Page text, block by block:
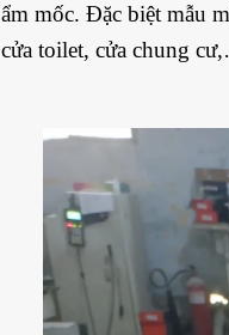
ẩm mốc. Đặc biệt mẫu
cửa toilet, cửa chung